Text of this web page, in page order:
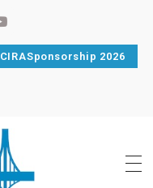
CIRASponsorship 2026